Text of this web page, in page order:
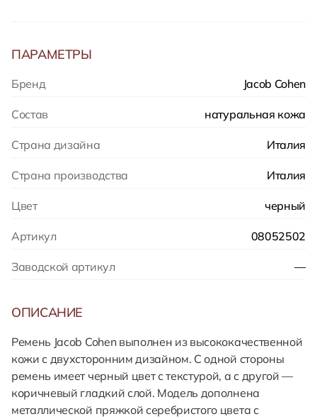
ПАРАМЕТРЫ
Бренд Jacob Cohen
Состав натуральная кожа
Страна дизайна Италия
Страна производства Италия
Цвет черный
Артикул 08052502
Заводской артикул —
ОПИСАНИЕ
Ремень Jacob Cohen выполнен из высококачественной
кожи с двухсторонним дизайном. С одной стороны
ремень имеет черный цвет с текстурой, а с другой —
коричневый гладкий слой. Модель дополнена
металлической пряжкой серебристого цвета с